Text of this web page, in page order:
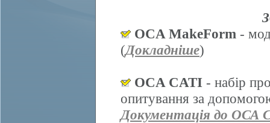
OCA MakeForm -
(Докладніше)
OCA CATI - набір
опитування за
Документація до ОСА